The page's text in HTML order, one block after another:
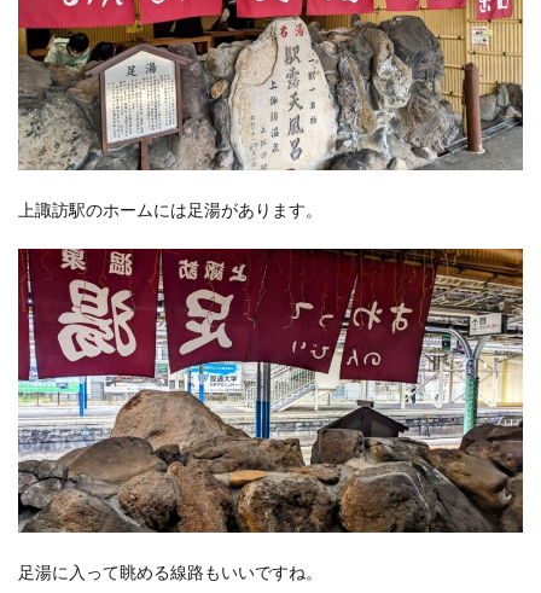
上諏訪駅のホームには足湯があります。
足湯に入って眺める線路もいいですね。